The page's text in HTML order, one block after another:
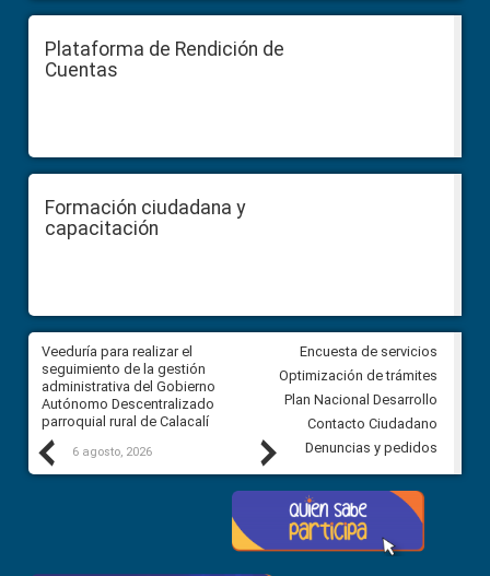
Plataforma de Rendición de
Cuentas
Formación ciudadana y
capacitación
Previous
Veeduría para realizar el
seguimiento de la gestión
administrativa del Gobierno
Autónomo Descentralizado
parroquial rural de Calacalí
6 agosto, 2026
Veeduría para vigilar los
derivados de la Audiencia
comunidad Urbina, parroquia
Carolina
5 agosto, 2026
Next
Encuesta de servicios
Optimización de trámites
Plan Nacional Desarrollo
Contacto Ciudadano
Denuncias y pedidos